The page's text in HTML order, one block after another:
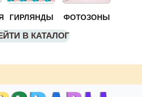
ГИРЛЯНДЫ
В КАТАЛОГ
ФОТОЗОНЫ